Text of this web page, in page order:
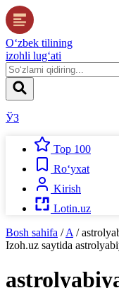
O‘zbek tilining
izohli lug‘ati
ЎЗ
Top 100
Ro‘yxat
Kirish
Lotin.uz
Bosh sahifa / A /
Izoh.uz saytida